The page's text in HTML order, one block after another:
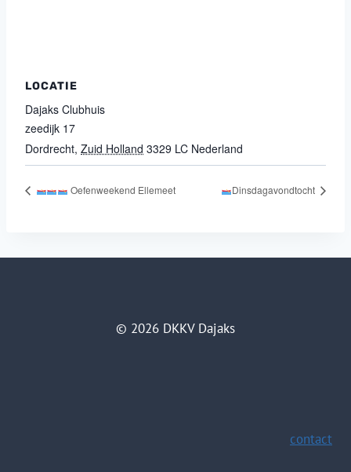
LOCATIE
Dajaks Clubhuis
zeedijk 17
Dordrecht, Zuid Holland 3329 LC Nederland
Oefenweekend Ellemeet Dinsdagavondtocht
© 2026 DKKV Dajaks
contact